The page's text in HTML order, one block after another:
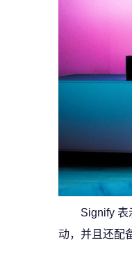
Signify 表
动，并且还配